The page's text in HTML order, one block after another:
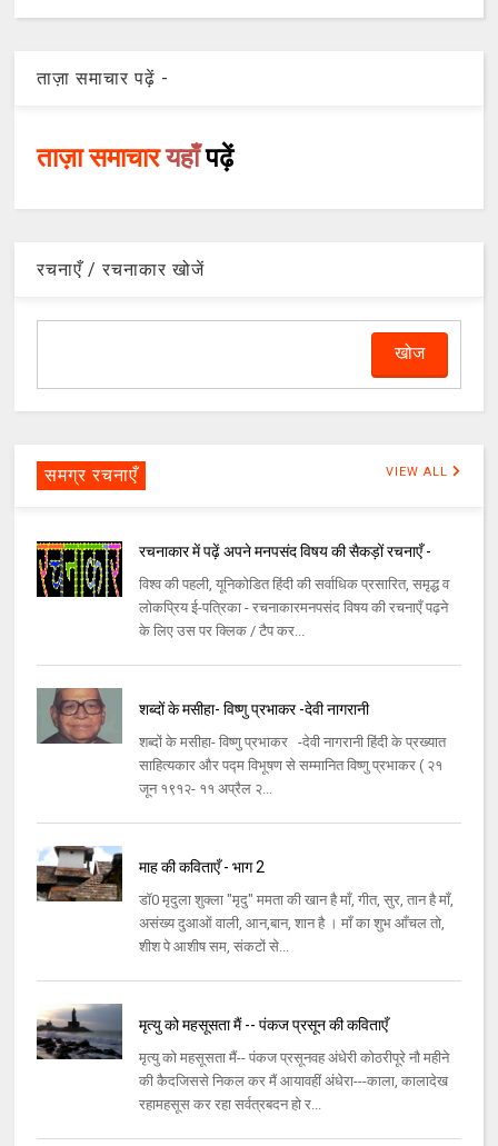
ताज़ा समाचार पढ़ें -
ताज़ा समाचारयहाँपढ़ें
रचनाएँ / रचनाकार खोजें
समग्र रचनाएँ VIEW ALL
रचनाकार में पढ़ें अपने मनपसंद विषय की सैकड़ों रचनाएँ -
विश्व की पहली, यूनिकोडित हिंदी की सर्वाधिक प्रसारित, समृद्ध व
लोकप्रिय ई-पत्रिका - रचनाकारमनपसंद विषय की रचनाएँ पढ़ने
के लिए उस पर क्लिक / टैप कर...
शब्दों के मसीहा- विष्णु प्रभाकर -देवी नागरानी
शब्दों के मसीहा- विष्णु प्रभाकर -देवी नागरानी हिंदी के प्रख्यात
साहित्यकार और पद्म विभूषण से सम्मानित विष्णु प्रभाकर ( २१
जून १९१२- ११ अप्रैल २...
माह की कविताएँ - भाग 2
डॉ0 मृदुला शुक्ला "मृदु" ममता की खान है माँ, गीत, सुर, तान है माँ,
असंख्य दुआओं वाली, आन,बान, शान है । माँ का शुभ आँचल तो,
शीश पे आशीष सम, संकटों से...
मृत्यु को महसूसता मैं -- पंकज प्रसून की कविताएँ
मृत्यु को महसूसता मैं-- पंकज प्रसूनवह अंधेरी कोठरीपूरे नौ महीने
की कैदजिससे निकल कर मैं आयावहीं अंधेरा---काला, कालादेख
रहामहसूस कर रहा सर्वत्रबदन हो र...